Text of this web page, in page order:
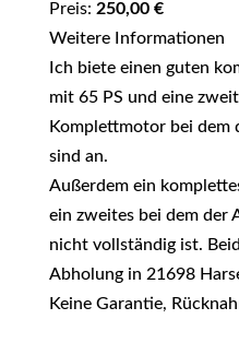
Preis: 250,00 €
Weitere Informationen
Ich biete einen guten
mit 65 PS und eine
Komplettmotor bei dem
sind an.
Außerdem ein
ein zweites bei dem der
nicht vollständig ist.
Abholung in 21698
Keine Garantie,